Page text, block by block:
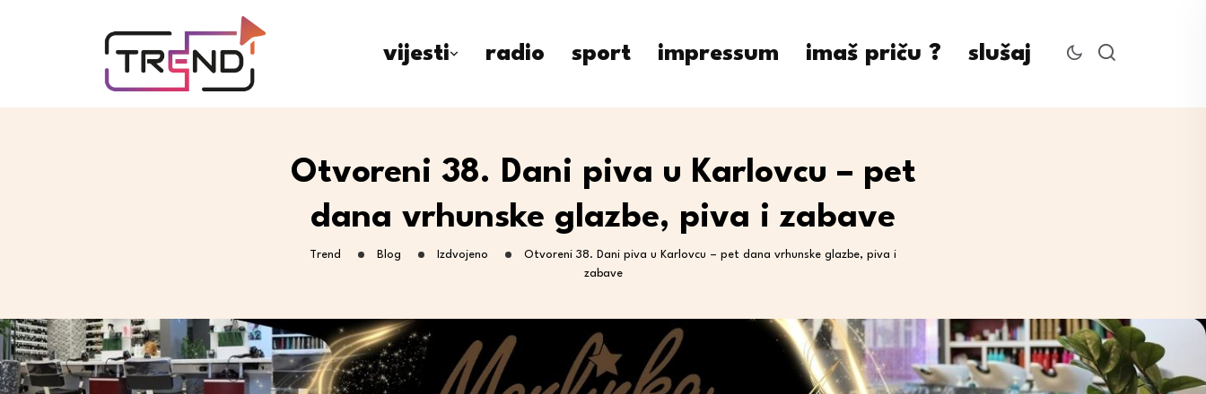
vijesti radio sport impressum imaš priču ? slušaj
Otvoreni 38. Dani piva u Karlovcu – pet
dana vrhunske glazbe, piva i zabave
Trend Blog Izdvojeno
Otvoreni 38. Dani piva u Karlovcu – pet dana vrhunske glazbe, piva i
zabave